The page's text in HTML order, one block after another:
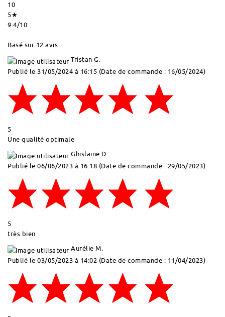
10
5★
9.4/10
Basé sur 12 avis
Tristan G.
Publié le 31/05/2024 à 16:15 (Date de commande : 16/05/2024)
5
Une qualité optimale
Ghislaine D.
Publié le 06/06/2023 à 16:18 (Date de commande : 29/05/2023)
5
très bien
Aurélie M.
Publié le 03/05/2023 à 14:02 (Date de commande : 11/04/2023)